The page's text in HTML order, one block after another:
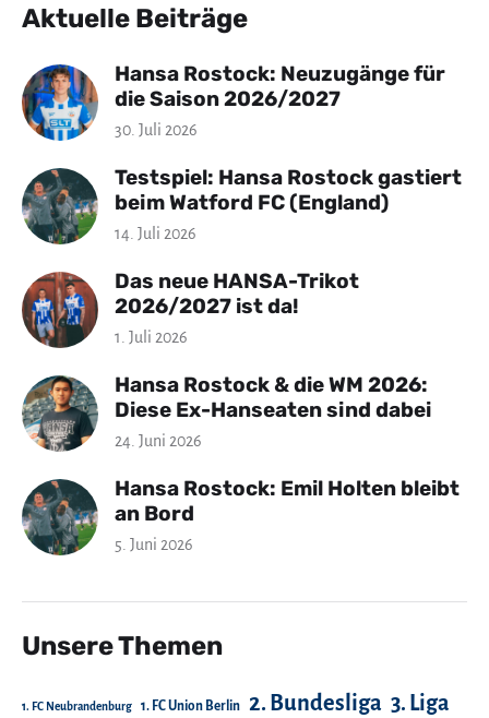
Aktuelle Beiträge
Hansa Rostock: Neuzugänge für
die Saison 2026/2027
30. Juli 2026
Testspiel: Hansa Rostock gastiert
beim Watford FC (England)
14. Juli 2026
Das neue HANSA-Trikot
2026/2027 ist da!
1. Juli 2026
Hansa Rostock & die WM 2026:
Diese Ex-Hanseaten sind dabei
24. Juni 2026
Hansa Rostock: Emil Holten bleibt
an Bord
5. Juni 2026
Unsere Themen
1. FC Neubrandenburg 1. FC Union Berlin 2. Bundesliga 3. Liga